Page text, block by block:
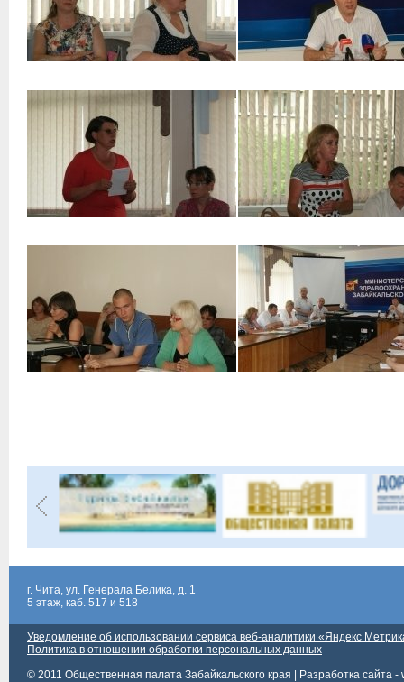
г. Чита, ул. Генерала Белика, д. 1
5 этаж, каб. 517 и 518
Уведомление об использовании сервиса веб-аналитики «Яндекс
Политика в отношении обработки персональных данных
© 2011 Общественная палата Забайкальского края |
Разработка сайта -